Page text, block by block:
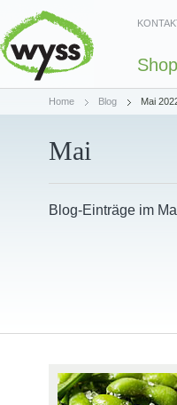
Home Blog Mai
Mai
Blog-Einträge im